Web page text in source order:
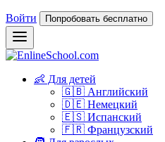
Войти Попробовать бесплатно
👶 Для детей
🇬🇧 Английский
🇩🇪 Немецкий
🇪🇸 Испанский
🇫🇷 Французский